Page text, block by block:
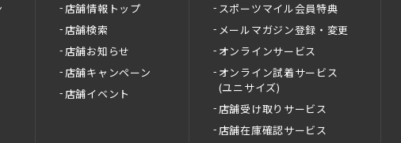
店舗情報トップ
店舗検索
店舗お知らせ
店舗キャンペーン
店舗イベント
スポーツマイル会員特典
メールマガジン登録・変更
オンラインサービス
オンライン試着サービス
(ユニサイズ)
店舗受け取りサービス
店舗在庫確認サービス